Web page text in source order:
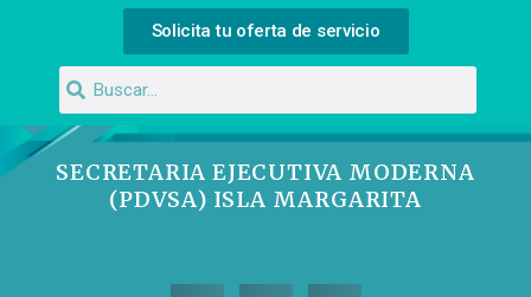
Solicita tu oferta de servicio
SECRETARIA EJECUTIVA MODERNA
(PDVSA) ISLA MARGARITA